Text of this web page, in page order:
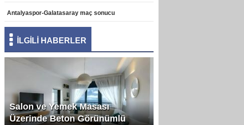
Antalyaspor-Galatasaray maç sonucu
İLGİLİ HABERLER
Salon ve Yemek Masası
Üzerinde Beton Görünümlü
Form Çeşitliliği